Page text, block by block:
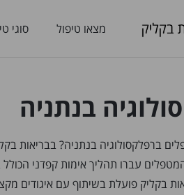
מצאו טיפול סוגי
בנתניה
עברו תהליך אימות קפדני
בקליק פועלת בשיתוף עם איגודים